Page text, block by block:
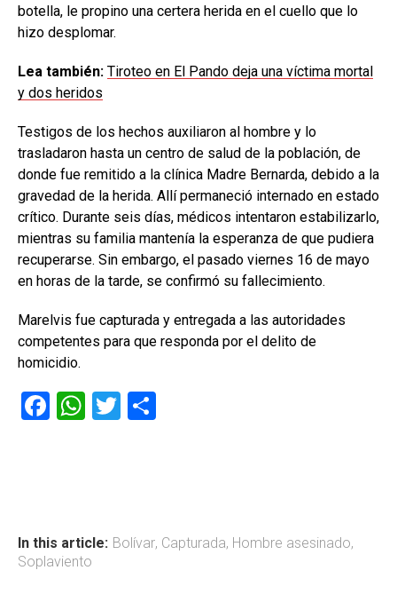
botella, le propino una certera herida en el cuello que lo
hizo desplomar.
Lea también: Tiroteo en El Pando deja una víctima mortal
y dos heridos
Testigos de los hechos auxiliaron al hombre y lo
trasladaron hasta un centro de salud de la población, de
donde fue remitido a la clínica Madre Bernarda, debido a la
gravedad de la herida. Allí permaneció internado en estado
crítico. Durante seis días, médicos intentaron estabilizarlo,
mientras su familia mantenía la esperanza de que pudiera
recuperarse. Sin embargo, el pasado viernes 16 de mayo
en horas de la tarde, se confirmó su fallecimiento.
Marelvis fue capturada y entregada a las autoridades
competentes para que responda por el delito de
homicidio.
F
ok
W
p
p
T
tir
In this article: Bolívar, Capturada, Hombre asesinado,
Soplaviento